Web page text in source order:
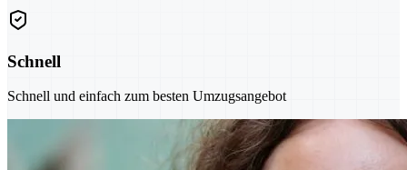
Schnell
Schnell und einfach zum besten Umzugsangebot